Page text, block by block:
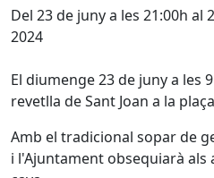
Del 23 de juny a les 21:00h al
2024
El diumenge 23 de juny a les
revetlla de Sant Joan a la
Amb el tradicional sopar de
i l'Ajuntament obsequiarà als